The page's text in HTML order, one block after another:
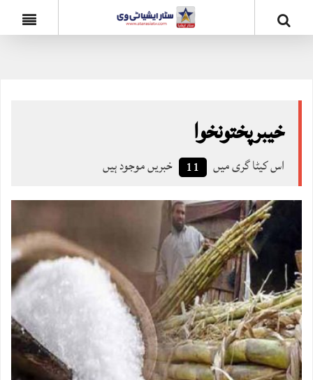
خیبرپختونخوا
اس کیٹا گری میں 11 خبریں موجود ہیں